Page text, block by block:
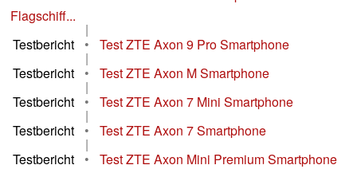
Flagschiff...
|
Testbericht
• Test ZTE Axon 9 Pro Smartphone
|
Testbericht
• Test ZTE Axon M Smartphone
|
Testbericht
• Test ZTE Axon 7 Mini Smartphone
|
Testbericht
• Test ZTE Axon 7 Smartphone
|
Testbericht
•
Test ZTE Axon Mini Premium Smartphone